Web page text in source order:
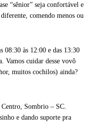
“sênior” seja confortável e
comendo menos ou
08:30 às 12:00 e das 13:30
Vamos cuidar desse vovô
muitos cochilos) ainda?
Sombrio – SC.
e dando suporte pra